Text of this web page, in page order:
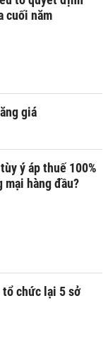
cuối năm
giá
ý áp thuế 100%
hàng đầu?
tổ chức lại 5 sở